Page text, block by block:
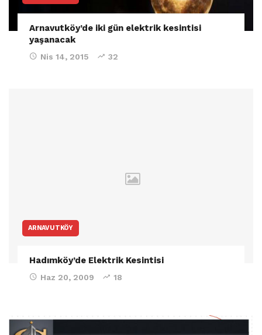
Arnavutköy’de iki gün elektrik kesintisi
yaşanacak
Nis 14, 2015 32
ARNAVUTKÖY
Hadımköy’de Elektrik Kesintisi
Haz 20, 2009 18